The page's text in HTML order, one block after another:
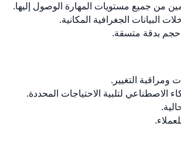
من جميع مستويات المهارة الوصول إليها.
البيانات الجغرافية المكانية.
حجم بدقة متسقة.
ومراقبة التغيير.
لتلبية الاحتياجات المحددة.